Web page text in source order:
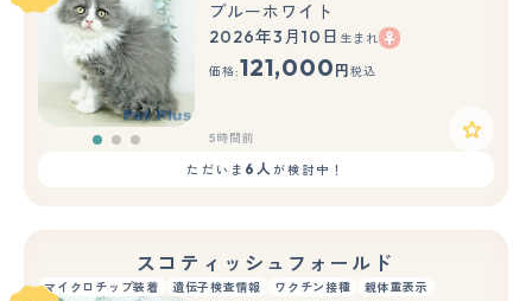
もっと見る
ブルーホワイト
2026年3月10日 生まれ
価格:121,000 円 税込
5時間前
ただいま 6人が検討中！
スコティッシュフォールド
マイクロチップ装着 遺伝子検査情報 ワクチン接種
親体重表示